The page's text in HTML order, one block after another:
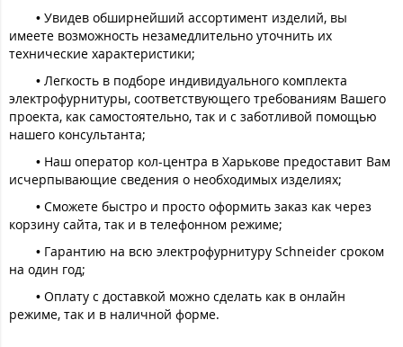
• Увидев обширнейший ассортимент изделий, вы
имеете возможность незамедлительно уточнить их
технические характеристики;
• Легкость в подборе индивидуального комплекта
электрофурнитуры, соответствующего требованиям Вашего
проекта, как самостоятельно, так и с заботливой помощью
нашего консультанта;
• Наш оператор кол-центра в Харькове предоставит Вам
исчерпывающие сведения о необходимых изделиях;
• Сможете быстро и просто оформить заказ как через
корзину сайта, так и в телефонном режиме;
• Гарантию на всю электрофурнитуру Schneider сроком
на один год;
• Оплату с доставкой можно сделать как в онлайн
режиме, так и в наличной форме.